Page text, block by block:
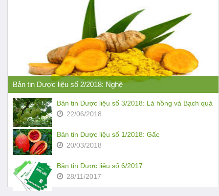
Bản tin Dược liệu số 2/2018: Nghệ
Bản tin Dược liệu số 3/2018: Lá hồng và Bạch quả
22/06/2018
Bản tin Dược liệu số 1/2018: Gấc
20/03/2018
Bản tin Dược liệu số 6/2017
28/11/2017